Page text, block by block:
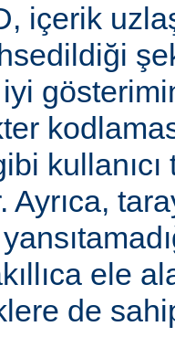
içerik
ele
de